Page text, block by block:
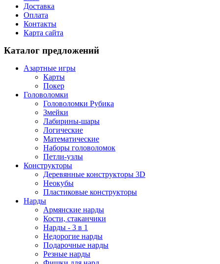
Доставка
Оплата
Контакты
Карта сайта
Каталог предложений
Азартные игры
Карты
Покер
Головоломки
Головоломки Рубика
Змейки
Лабирины-шары
Логические
Математические
Наборы головоломок
Петли-узлы
Конструкторы
Деревянные конструкторы 3D
Неокубы
Пластиковые конструкторы
Нарды
Армянские нарды
Кости, стаканчики
Нарды - 3 в 1
Недорогие нарды
Подарочные нарды
Резные нарды